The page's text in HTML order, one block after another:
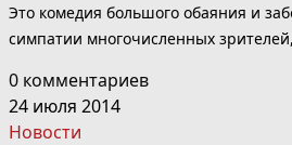
Это комедия большого обаяния и
симпатии многочисленных
0 комментариев
24 июля 2014
Новости